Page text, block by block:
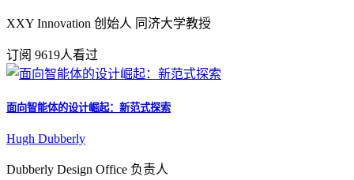
XXY Innovation 创始人 同济大学教授
订阅 9619人看过
面向智能体的设计崛起：新范式探索
Hugh Dubberly
Dubberly Design Office 负责人